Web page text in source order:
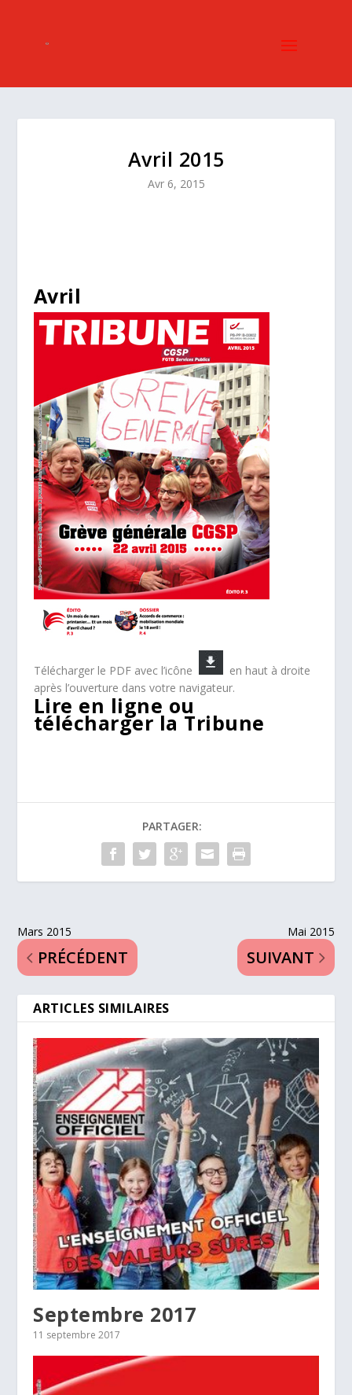
Avril 2015
Avr 6, 2015
Avril
Télécharger le PDF avec l’icône
en haut à droite
après l’ouverture dans votre navigateur.
Lire en ligne ou
télécharger la Tribune
PARTAGER:
Mars 2015
PRÉCÉDENT
Mai 2015
SUIVANT
ARTICLES SIMILAIRES
Septembre 2017
11 septembre 2017